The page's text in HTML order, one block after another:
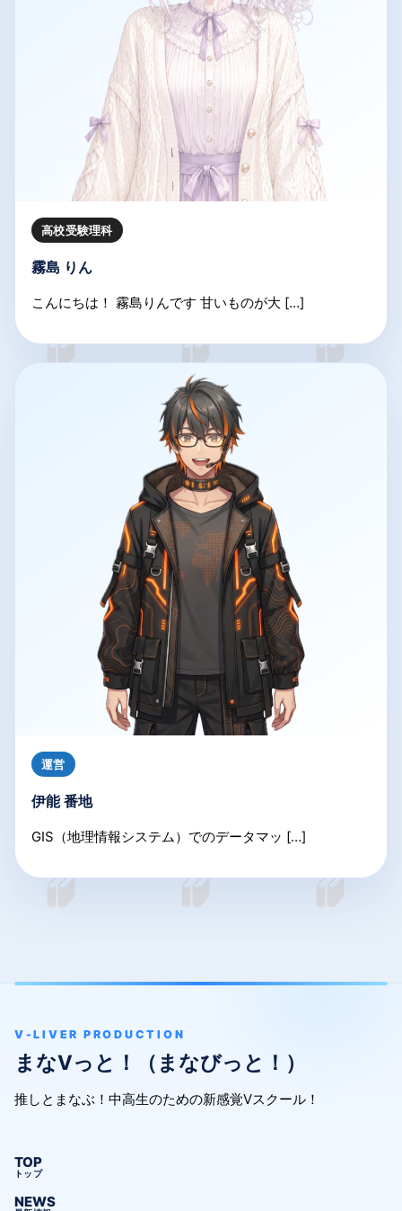
高校受験理科
霧島 りん
こんにちは！ 霧島りんです 甘いものが大 […]
運営
伊能 番地
GIS（地理情報システム）でのデータマッ […]
V-LIVER PRODUCTION
まなVっと！（まなびっと！）
推しとまなぶ！中高生のための新感覚Vスクール！
TOP
トップ
NEWS